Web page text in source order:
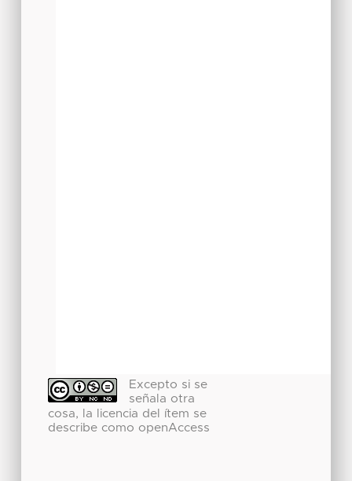
Excepto si se
señala otra
cosa, la licencia del ítem se
describe como openAccess